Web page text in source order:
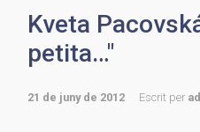
Kveta
petita…"
21 de juny de 2012 Escrit per